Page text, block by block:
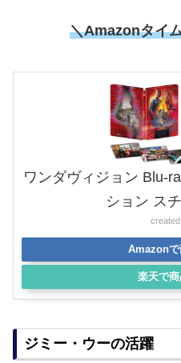
＼Amazonタイ
ワンダヴィジョン Blu-
ション ス
Amazonで
楽天で
ジミー・ウーの活躍